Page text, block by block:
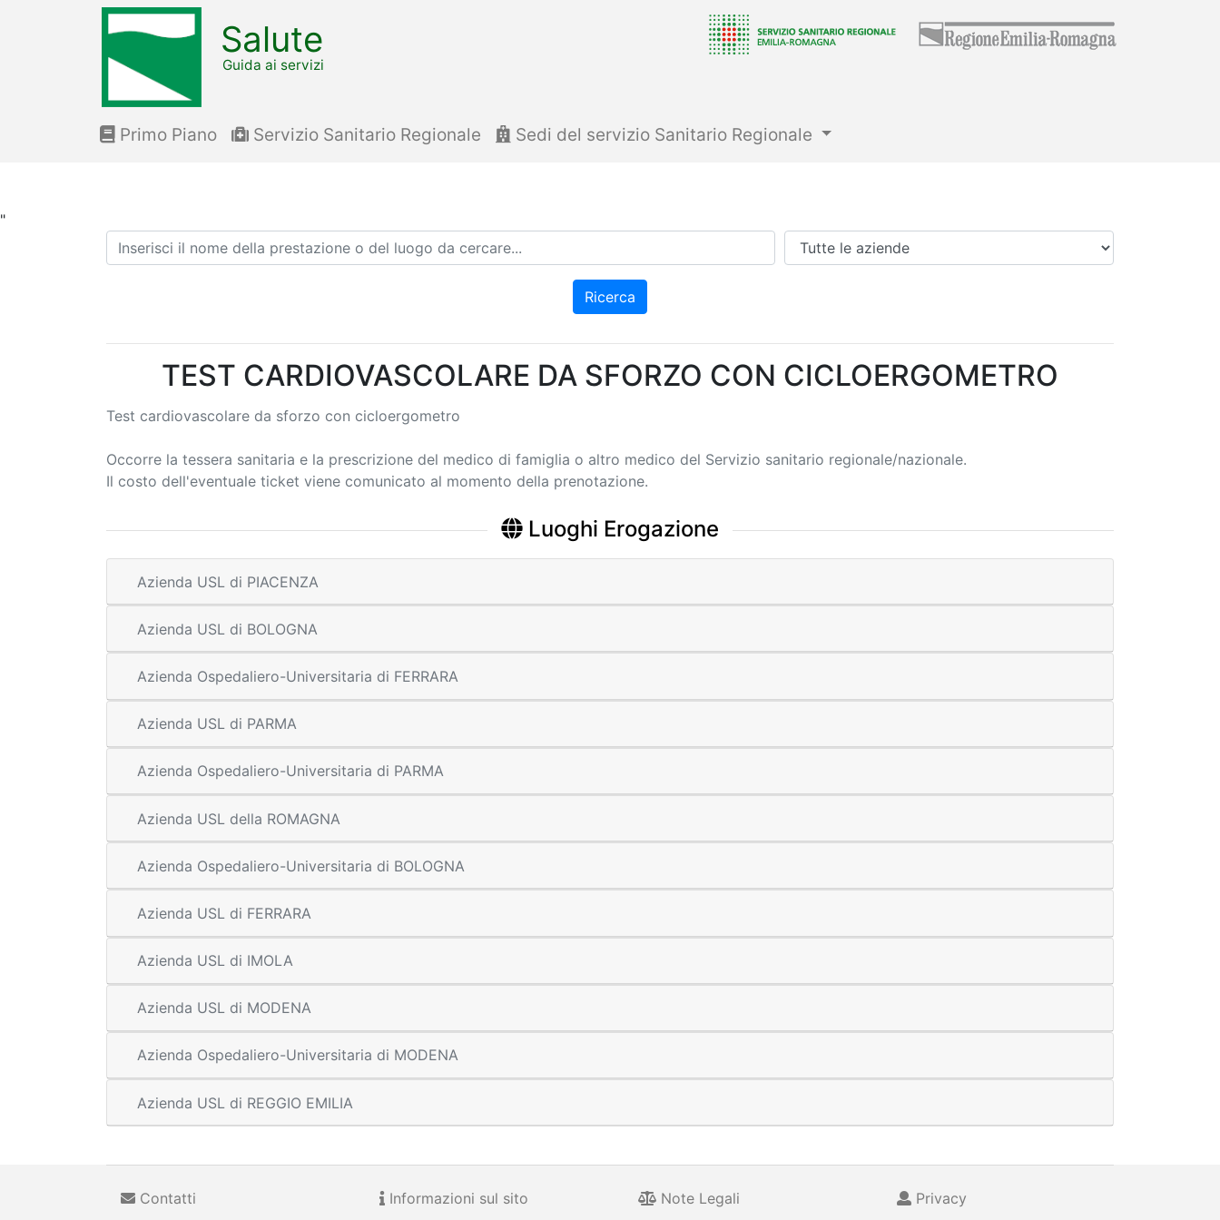
"
Salute
Guida ai servizi
Primo Piano Servizio Sanitario Regionale Sedi del servizio Sanitario Regionale
Ricerca Azienda
Ricerca
TEST CARDIOVASCOLARE DA SFORZO CON CICLOERGOMETRO
Test cardiovascolare da sforzo con cicloergometro
Occorre la tessera sanitaria e la prescrizione del medico di famiglia o altro medico del Servizio sanitario regionale/nazionale.
Il costo dell'eventuale ticket viene comunicato al momento della prenotazione.
Luoghi Erogazione
Azienda USL di PIACENZA
Azienda USL di BOLOGNA
Azienda Ospedaliero-Universitaria di FERRARA
Azienda USL di PARMA
Azienda Ospedaliero-Universitaria di PARMA
Azienda USL della ROMAGNA
Azienda Ospedaliero-Universitaria di BOLOGNA
Azienda USL di FERRARA
Azienda USL di IMOLA
Azienda USL di MODENA
Azienda Ospedaliero-Universitaria di MODENA
Azienda USL di REGGIO EMILIA
Contatti Informazioni sul sito Note Legali Privacy